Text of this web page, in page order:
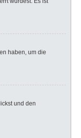
haben, um die
und den